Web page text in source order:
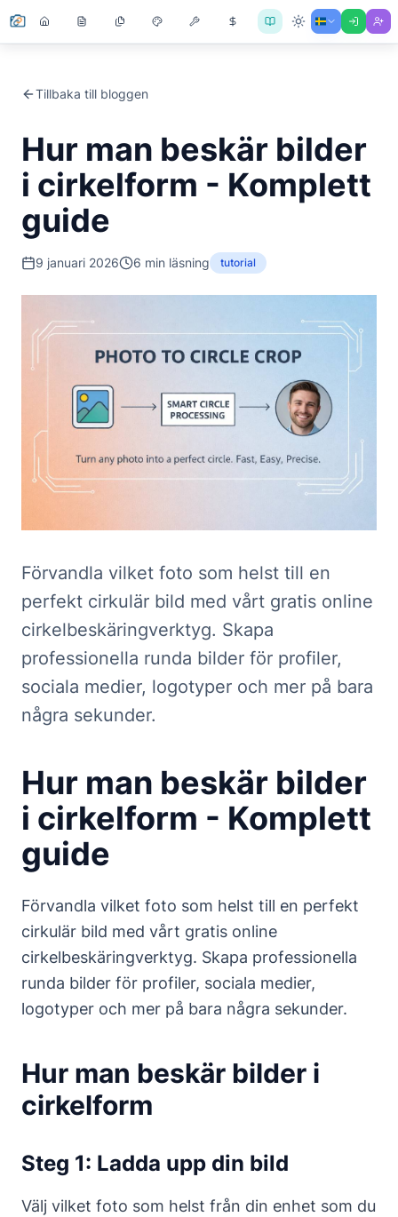
Tillbaka till bloggen
Hur man beskär bilder
i cirkelform - Komplett
guide
9 januari 2026 6 min läsning tutorial
Förvandla vilket foto som helst till en
perfekt cirkulär bild med vårt gratis online
cirkelbeskäringverktyg. Skapa
professionella runda bilder för profiler,
sociala medier, logotyper och mer på bara
några sekunder.
Hur man beskär bilder
i cirkelform - Komplett
guide
Förvandla vilket foto som helst till en perfekt
cirkulär bild med vårt gratis online
cirkelbeskäringverktyg. Skapa professionella
runda bilder för profiler, sociala medier,
logotyper och mer på bara några sekunder.
Hur man beskär bilder i
cirkelform
Steg 1: Ladda upp din bild
Välj vilket foto som helst från din enhet som du